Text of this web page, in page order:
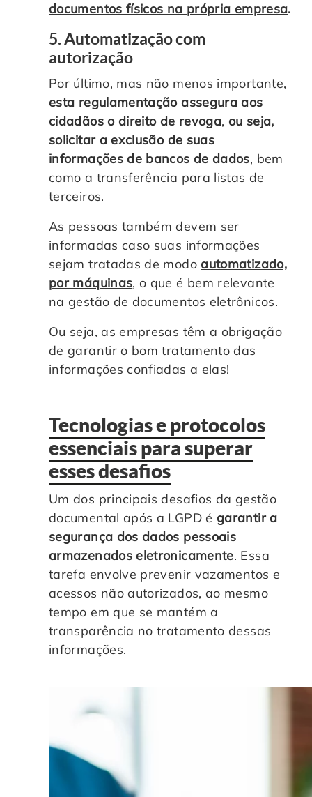
documentos físicos na própria empresa.
5. Automatização com
autorização
Por último, mas não menos importante,
esta regulamentação assegura aos
cidadãos o direito de revoga, ou seja,
solicitar a exclusão de suas
informações de bancos de dados, bem
como a transferência para listas de
terceiros.
As pessoas também devem ser
informadas caso suas informações
sejam tratadas de modo automatizado,
por máquinas, o que é bem relevante
na gestão de documentos eletrônicos.
Ou seja, as empresas têm a obrigação
de garantir o bom tratamento das
informações confiadas a elas!
Tecnologias e protocolos
essenciais para superar
esses desafios
Um dos principais desafios da gestão
documental após a LGPD é garantir a
segurança dos dados pessoais
armazenados eletronicamente. Essa
tarefa envolve prevenir vazamentos e
acessos não autorizados, ao mesmo
tempo em que se mantém a
transparência no tratamento dessas
informações.